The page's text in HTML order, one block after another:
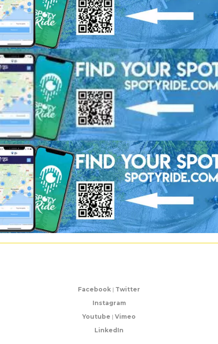
Facebook | Twitter
Instagram
Youtube | Vimeo
LinkedIn